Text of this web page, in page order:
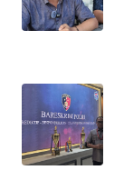
OPINI
Informasi
INDEKS